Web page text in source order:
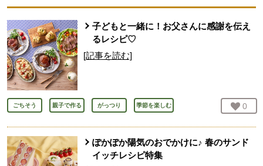
子どもと一緒に！お父さんに感謝を伝え
るレシピ♡
[記事を読む]
ごちそう 親子で作る がっつり 季節を楽しむ お気
0
ぽかぽか陽気のおでかけに♪ 春のサンド
イッチレシピ特集